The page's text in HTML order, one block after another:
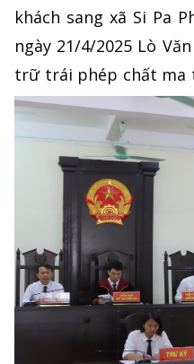
khách sang xã Si Pa
ngày 21/4/2025 Lò
trữ trái phép chất ma